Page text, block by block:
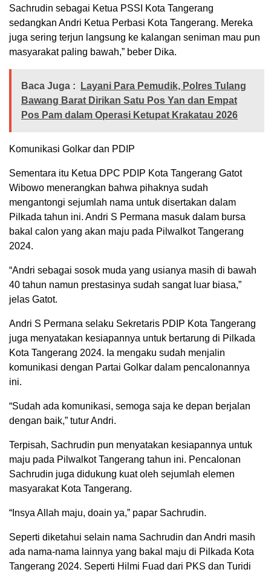
Sachrudin sebagai Ketua PSSI Kota Tangerang
sedangkan Andri Ketua Perbasi Kota Tangerang. Mereka
juga sering terjun langsung ke kalangan seniman mau pun
masyarakat paling bawah,” beber Dika.
Baca Juga :
Layani Para Pemudik, Polres Tulang
Bawang Barat Dirikan Satu Pos Yan dan Empat
Pos Pam dalam Operasi Ketupat Krakatau 2026
Komunikasi Golkar dan PDIP
Sementara itu Ketua DPC PDIP Kota Tangerang Gatot
Wibowo menerangkan bahwa pihaknya sudah
mengantongi sejumlah nama untuk disertakan dalam
Pilkada tahun ini. Andri S Permana masuk dalam bursa
bakal calon yang akan maju pada Pilwalkot Tangerang
2024.
“Andri sebagai sosok muda yang usianya masih di bawah
40 tahun namun prestasinya sudah sangat luar biasa,”
jelas Gatot.
Andri S Permana selaku Sekretaris PDIP Kota Tangerang
juga menyatakan kesiapannya untuk bertarung di Pilkada
Kota Tangerang 2024. Ia mengaku sudah menjalin
komunikasi dengan Partai Golkar dalam pencalonannya
ini.
“Sudah ada komunikasi, semoga saja ke depan berjalan
dengan baik,” tutur Andri.
Terpisah, Sachrudin pun menyatakan kesiapannya untuk
maju pada Pilwalkot Tangerang tahun ini. Pencalonan
Sachrudin juga didukung kuat oleh sejumlah elemen
masyarakat Kota Tangerang.
“Insya Allah maju, doain ya,” papar Sachrudin.
Seperti diketahui selain nama Sachrudin dan Andri masih
ada nama-nama lainnya yang bakal maju di Pilkada Kota
Tangerang 2024. Seperti Hilmi Fuad dari PKS dan Turidi